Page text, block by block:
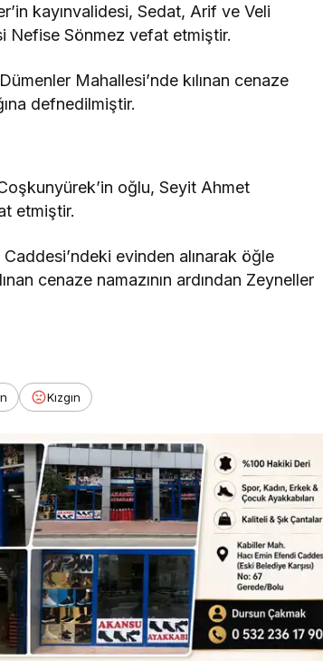
kayınvalidesi, Sedat, Arif ve Veli
Nefise Sönmez vefat etmiştir.
Mahallesi’nde kılınan cenaze
defnedilmiştir.
oğlu, Seyit Ahmet
etmiştir.
evinden alınarak öğle
cenaze namazının ardından Zeyneller
Kızgın